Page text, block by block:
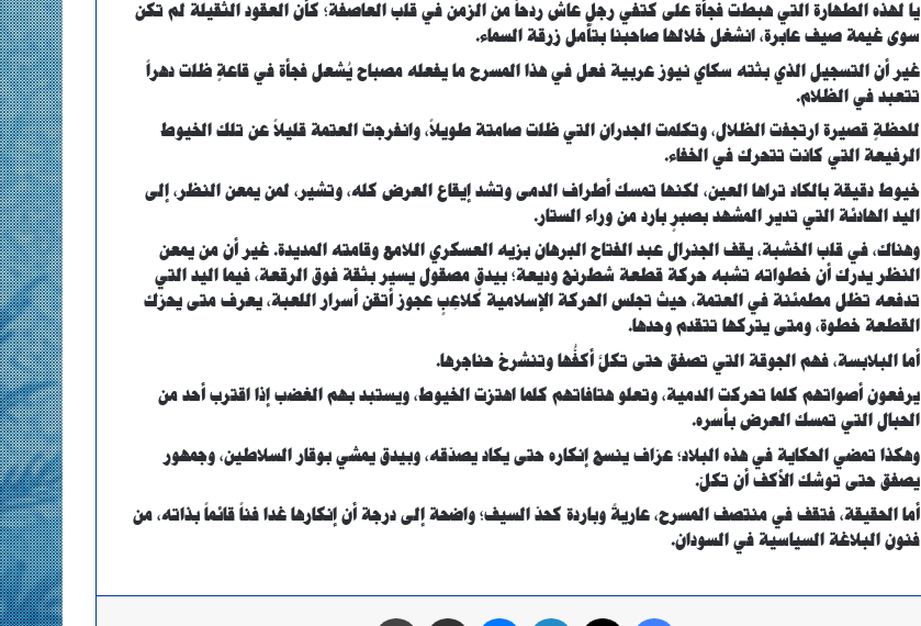
يا لهذه الطهارة التي هبطت فجأة على كتفي رجلٍ عاش ردحاً من الزمن في قلب العاصفة؛ كأن العقود الثقيلة لم تكن
سوى غيمة صيف عابرة، انشغل خلالها صاحبنا بتأمل زرقة السماء.
غير أن التسجيل الذي بثته سكاي نيوز عربية فعل في هذا المسرح ما يفعله مصباح يُشعل فجأة في قاعةٍ ظلت دهراً
تتعبد في الظلام.
للحظةٍ قصيرة ارتجفت الظلال، وتكلمت الجدران التي ظلت صامتة طويلاً، وانفرجت العتمة قليلاً عن تلك الخيوط
الرفيعة التي كانت تتحرك في الخفاء.
خيوط دقيقة بالكاد تراها العين، لكنها تمسك أطراف الدمى وتشد إيقاع العرض كله، وتشير، لمن يمعن النظر، إلى
اليد الهادئة التي تدير المشهد بصبرٍ بارد من وراء الستار.
وهناك، في قلب الخشبة، يقف الجنرال عبد الفتاح البرهان بزيه العسكري اللامع وقامته المديدة. غير أن من يمعن
النظر يدرك أن خطواته تشبه حركة قطعة شطرنج وديعة؛ بيدقٍ مصقول يسير بثقة فوق الرقعة، فيما اليد التي
تدفعه تظل مطمئنة في العتمة، حيث تجلس الحركة الإسلامية كلاعِبٍ عجوز أتقن أسرار اللعبة، يعرف متى يحرّك
القطعة خطوة، ومتى يتركها تتقدم وحدها.
أما البلابسة، فهم الجوقة التي تصفق حتى تكلَّ أكفُّها وتنشرخ حناجرها.
يرفعون أصواتهم كلما تحركت الدمية، وتعلو هتافاتهم كلما اهتزت الخيوط، ويستبد بهم الغضب إذا اقترب أحد من
الحبال التي تمسك العرض بأسره.
وهكذا تمضي الحكاية في هذه البلاد؛ عرّاف ينسج إنكاره حتى يكاد يصدّقه، وبيدق يمشي بوقار السلاطين، وجمهور
يصفق حتى توشك الأكف أن تكلّ.
أما الحقيقة، فتقف في منتصف المسرح، عاريةً وباردة كحدّ السيف؛ واضحة إلى درجة أن إنكارها غدا فناً قائماً بذاته، من
فنون البلاغة السياسية في السودان.
فيسبوك لينكدإن ماسنجر مشاركة عبر البريد